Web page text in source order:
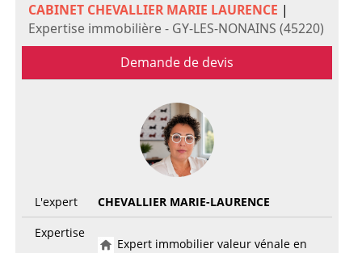
CABINET CHEVALLIER MARIE LAURENCE |
Expertise immobilière - GY-LES-NONAINS (45220)
Demande de devis
L'expert
CHEVALLIER MARIE-LAURENCE
Expertise
Expert immobilier valeur vénale en